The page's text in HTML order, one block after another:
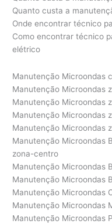
Quanto custa a
Onde encontrar técnico
Como encontrar técnico
elétrico
Manutenção Microondas
Manutenção Microondas
Manutenção Microondas
Manutenção Microondas
Manutenção Microondas
Manutenção Microondas
zona-centro
Manutenção Microondas
Manutenção Microondas
Manutenção Microondas
Manutenção Microondas
Manutenção Microondas